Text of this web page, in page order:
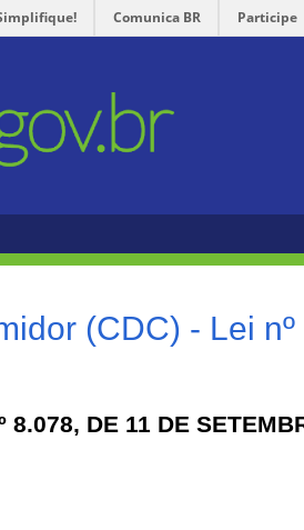
Comunica BR Participe
(CDC) - Lei
8.078, DE 11 DE